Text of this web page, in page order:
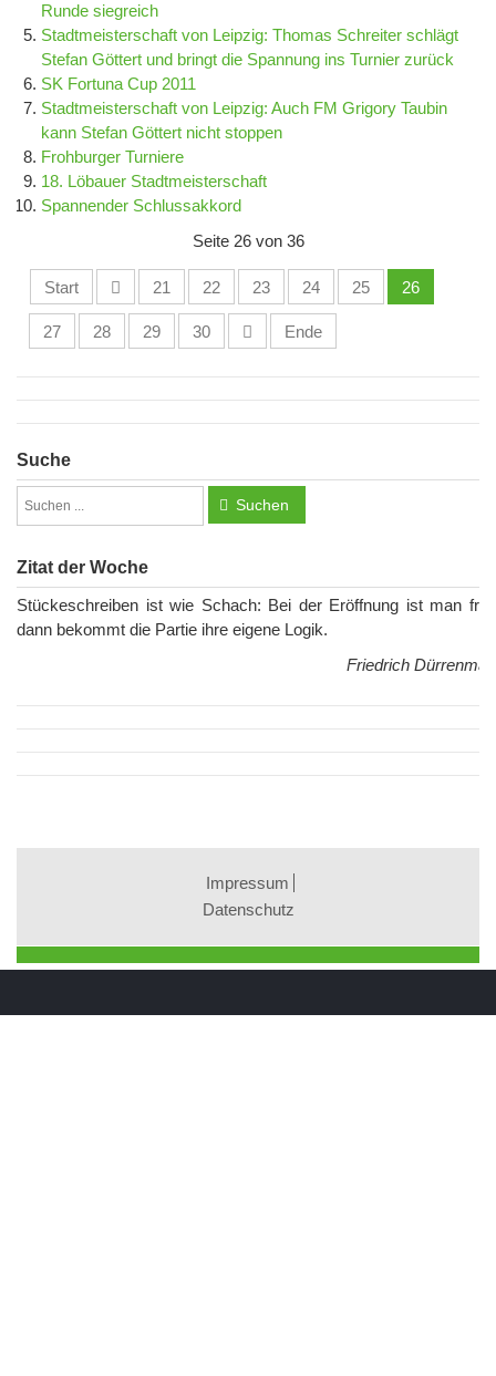
Runde siegreich
Stadtmeisterschaft von Leipzig: Thomas Schreiter schlägt
Stefan Göttert und bringt die Spannung ins Turnier zurück
SK Fortuna Cup 2011
Stadtmeisterschaft von Leipzig: Auch FM Grigory Taubin
kann Stefan Göttert nicht stoppen
Frohburger Turniere
18. Löbauer Stadtmeisterschaft
Spannender Schlussakkord
Seite 26 von 36
Start 21 22 23 24 25 26
27 28 29 30 Ende
Suche
Suchen
Zitat der Woche
Stückeschreiben ist wie Schach: Bei der Eröffnung ist man frei;
dann bekommt die Partie ihre eigene Logik.
Friedrich Dürrenmatt
Impressum
Datenschutz